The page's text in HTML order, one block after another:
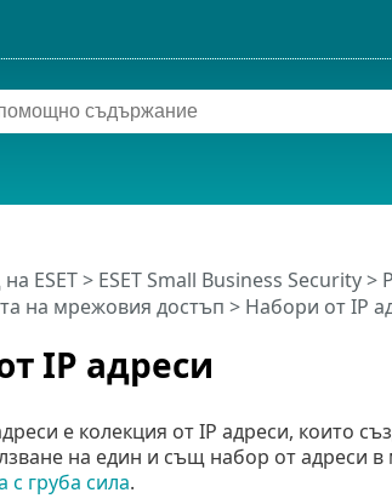
IP адреси
ESET> ESET Small Business Security>
на мрежовия достъп > Набори от IP
е колекция от IP адреси, които
на един и същ набор от адреси
с груба сила.